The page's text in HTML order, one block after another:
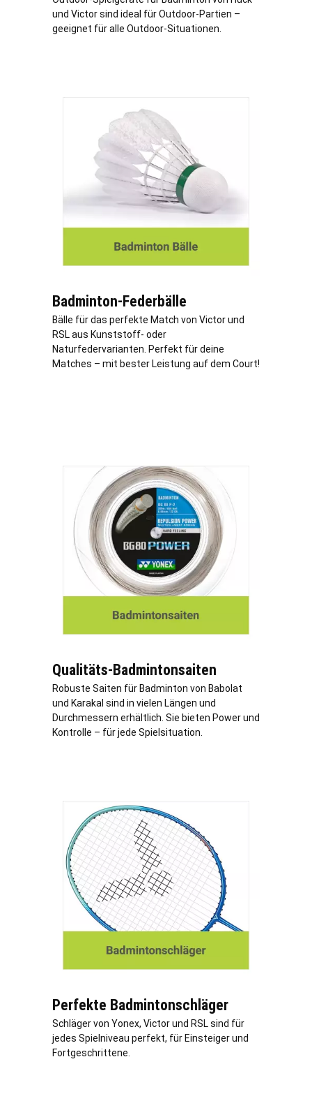
und Victor sind ideal für Outdoor-Partien –
geeignet für alle Outdoor-Situationen.
Badminton-Federbälle
Bälle für das perfekte Match von Victor und
RSL aus Kunststoff- oder
Naturfedervarianten. Perfekt für deine
Matches – mit bester Leistung auf dem Court!
Qualitäts-Badmintonsaiten
Robuste Saiten für Badminton von Babolat
und Karakal sind in vielen Längen und
Durchmessern erhältlich. Sie bieten Power und
Kontrolle – für jede Spielsituation.
Perfekte Badmintonschläger
Schläger von Yonex, Victor und RSL sind für
jedes Spielniveau perfekt, für Einsteiger und
Fortgeschrittene.